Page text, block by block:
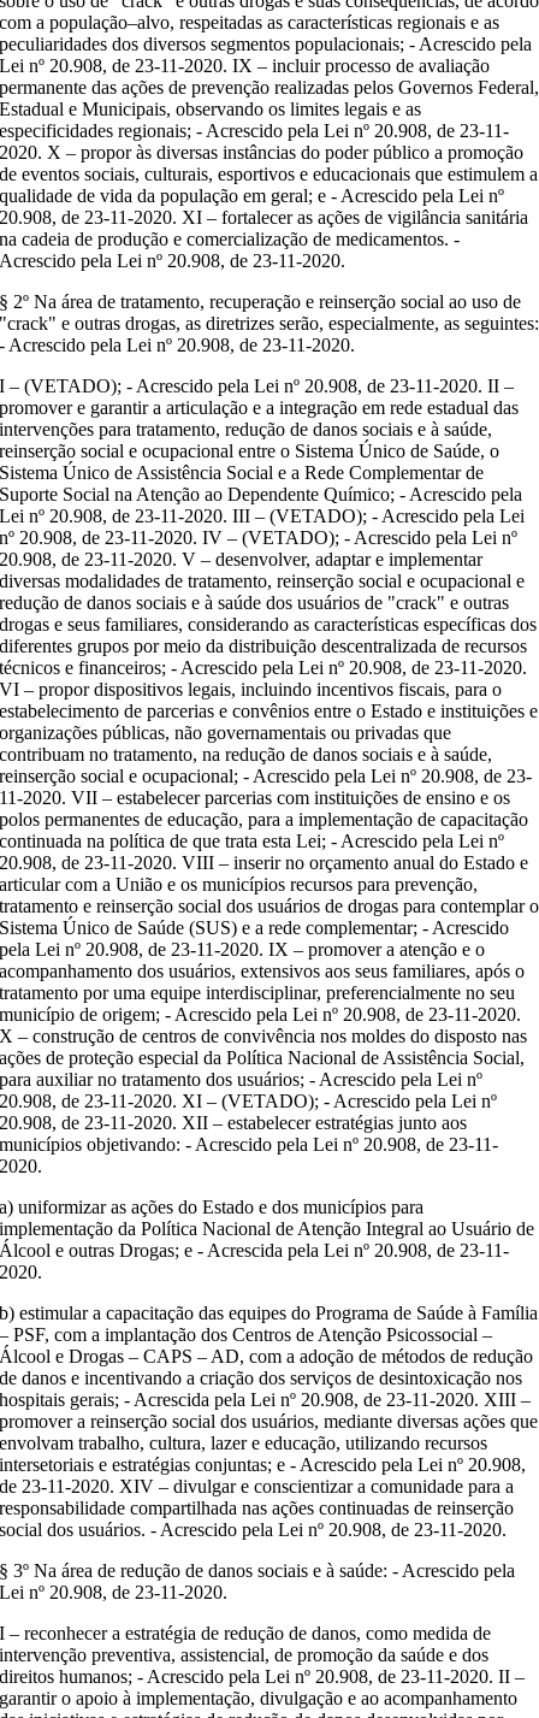
com a população–alvo, respeitadas as características regionais e as
peculiaridades dos diversos segmentos populacionais; - Acrescido pela
Lei nº 20.908, de 23-11-2020. IX – incluir processo de avaliação
permanente das ações de prevenção realizadas pelos Governos Federal,
Estadual e Municipais, observando os limites legais e as
especificidades regionais; - Acrescido pela Lei nº 20.908, de 23-11-
2020. X – propor às diversas instâncias do poder público a promoção
de eventos sociais, culturais, esportivos e educacionais que estimulem a
qualidade de vida da população em geral; e - Acrescido pela Lei nº
20.908, de 23-11-2020. XI – fortalecer as ações de vigilância sanitária
na cadeia de produção e comercialização de medicamentos. -
Acrescido pela Lei nº 20.908, de 23-11-2020.
§ 2º Na área de tratamento, recuperação e reinserção social ao uso de
"crack" e outras drogas, as diretrizes serão, especialmente, as seguintes:
- Acrescido pela Lei nº 20.908, de 23-11-2020.
I – (VETADO); - Acrescido pela Lei nº 20.908, de 23-11-2020. II –
promover e garantir a articulação e a integração em rede estadual das
intervenções para tratamento, redução de danos sociais e à saúde,
reinserção social e ocupacional entre o Sistema Único de Saúde, o
Sistema Único de Assistência Social e a Rede Complementar de
Suporte Social na Atenção ao Dependente Químico; - Acrescido pela
Lei nº 20.908, de 23-11-2020. III – (VETADO); - Acrescido pela Lei
nº 20.908, de 23-11-2020. IV – (VETADO); - Acrescido pela Lei nº
20.908, de 23-11-2020. V – desenvolver, adaptar e implementar
diversas modalidades de tratamento, reinserção social e ocupacional e
redução de danos sociais e à saúde dos usuários de "crack" e outras
drogas e seus familiares, considerando as características específicas dos
diferentes grupos por meio da distribuição descentralizada de recursos
técnicos e financeiros; - Acrescido pela Lei nº 20.908, de 23-11-2020.
VI – propor dispositivos legais, incluindo incentivos fiscais, para o
estabelecimento de parcerias e convênios entre o Estado e instituições e
organizações públicas, não governamentais ou privadas que
contribuam no tratamento, na redução de danos sociais e à saúde,
reinserção social e ocupacional; - Acrescido pela Lei nº 20.908, de 23-
11-2020. VII – estabelecer parcerias com instituições de ensino e os
polos permanentes de educação, para a implementação de capacitação
continuada na política de que trata esta Lei; - Acrescido pela Lei nº
20.908, de 23-11-2020. VIII – inserir no orçamento anual do Estado e
articular com a União e os municípios recursos para prevenção,
tratamento e reinserção social dos usuários de drogas para contemplar o
Sistema Único de Saúde (SUS) e a rede complementar; - Acrescido
pela Lei nº 20.908, de 23-11-2020. IX – promover a atenção e o
acompanhamento dos usuários, extensivos aos seus familiares, após o
tratamento por uma equipe interdisciplinar, preferencialmente no seu
município de origem; - Acrescido pela Lei nº 20.908, de 23-11-2020.
X – construção de centros de convivência nos moldes do disposto nas
ações de proteção especial da Política Nacional de Assistência Social,
para auxiliar no tratamento dos usuários; - Acrescido pela Lei nº
20.908, de 23-11-2020. XI – (VETADO); - Acrescido pela Lei nº
20.908, de 23-11-2020. XII – estabelecer estratégias junto aos
municípios objetivando: - Acrescido pela Lei nº 20.908, de 23-11-
2020.
a) uniformizar as ações do Estado e dos municípios para
implementação da Política Nacional de Atenção Integral ao Usuário de
Álcool e outras Drogas; e - Acrescida pela Lei nº 20.908, de 23-11-
2020.
b) estimular a capacitação das equipes do Programa de Saúde à Família
– PSF, com a implantação dos Centros de Atenção Psicossocial –
Álcool e Drogas – CAPS – AD, com a adoção de métodos de redução
de danos e incentivando a criação dos serviços de desintoxicação nos
hospitais gerais; - Acrescida pela Lei nº 20.908, de 23-11-2020. XIII –
promover a reinserção social dos usuários, mediante diversas ações que
envolvam trabalho, cultura, lazer e educação, utilizando recursos
intersetoriais e estratégias conjuntas; e - Acrescido pela Lei nº 20.908,
de 23-11-2020. XIV – divulgar e conscientizar a comunidade para a
responsabilidade compartilhada nas ações continuadas de reinserção
social dos usuários. - Acrescido pela Lei nº 20.908, de 23-11-2020.
§ 3º Na área de redução de danos sociais e à saúde: - Acrescido pela
Lei nº 20.908, de 23-11-2020.
I – reconhecer a estratégia de redução de danos, como medida de
intervenção preventiva, assistencial, de promoção da saúde e dos
direitos humanos; - Acrescido pela Lei nº 20.908, de 23-11-2020. II –
garantir o apoio à implementação, divulgação e ao acompanhamento